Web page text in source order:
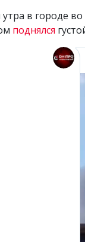
в городе
поднялся